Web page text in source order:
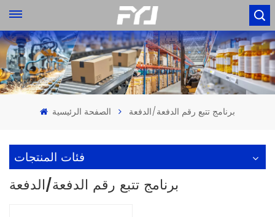
الصفحة الرئيسية برنامج تتبع رقم الدفعة/الدفعة
فئات المنتجات
برنامج تتبع رقم الدفعة/الدفعة